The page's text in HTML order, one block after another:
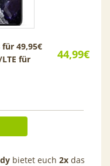
44,99€
für 49,95€
für
bietet euch 2x das